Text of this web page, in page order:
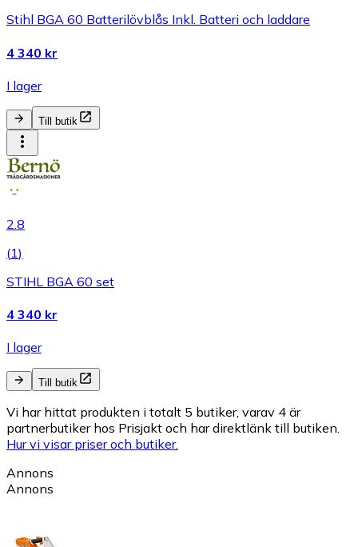
Stihl BGA 60 Batterilövblås Inkl. Batteri och laddare
4 340 kr
I lager
Till butik
2.8
(1)
STIHL BGA 60 set
4 340 kr
I lager
Till butik
Vi har hittat produkten i totalt 5 butiker, varav 4 är
partnerbutiker hos Prisjakt och har direktlänk till butiken.
Hur vi visar priser och butiker.
Annons
Annons